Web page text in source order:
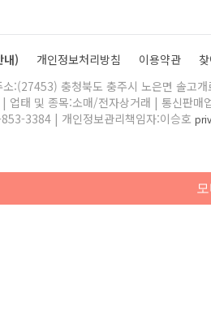
내) 개인정보처리방침 이용약관
:(27453) 충청북도 충주시 노은면 솔고
업태 및 종목:소매/전자상거래 | 통신판매
3384 | 개인정보관리책임자:이승호